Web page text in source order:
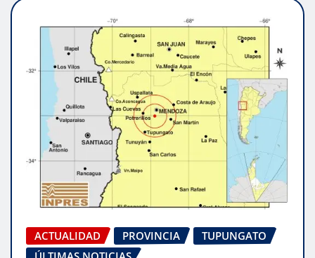
ACTUALIDAD PROVINCIA
TUPUNGATO